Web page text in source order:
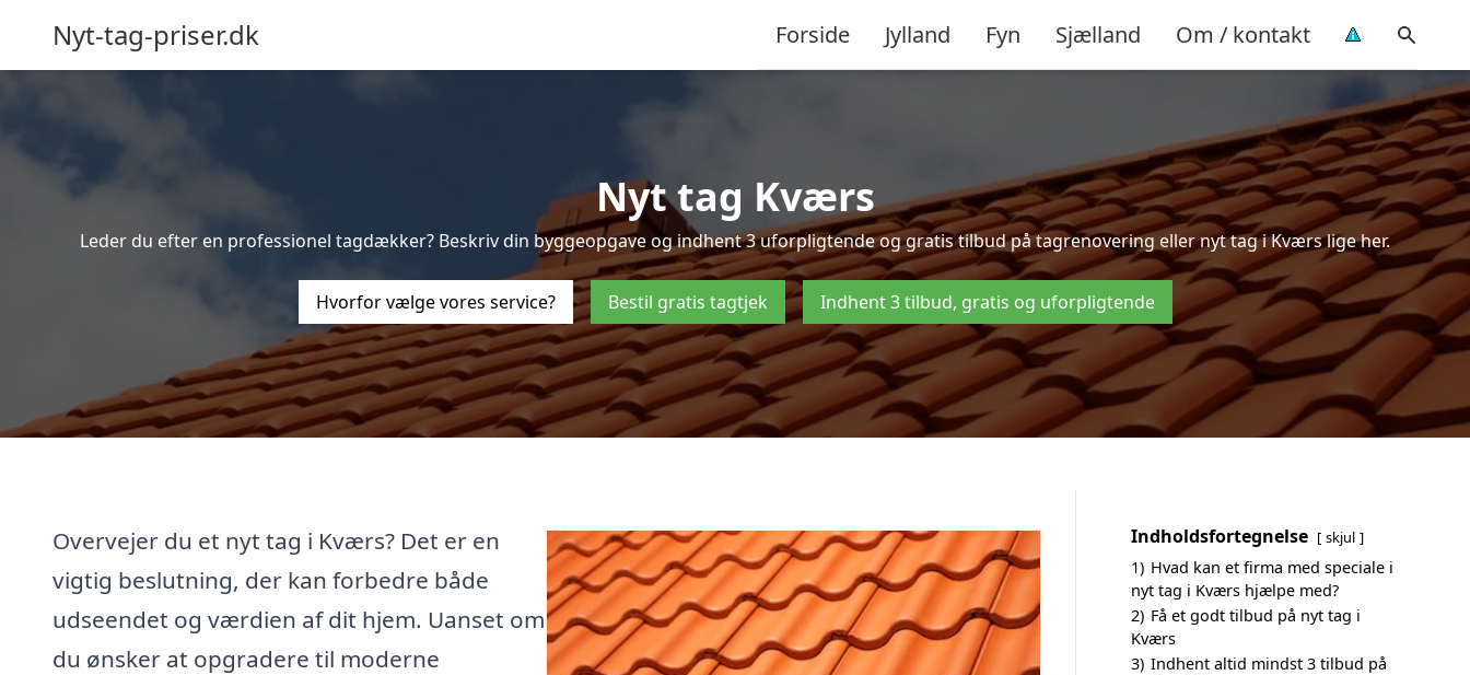
Nyt-tag-priser.dk Forside Jylland Fyn Sjælland Om / kontakt
Nyt tag Kværs
Leder du efter en professionel tagdækker? Beskriv din byggeopgave og indhent 3 uforpligtende og gratis tilbud på tagrenovering eller nyt tag i Kværs lige her.
Hvorfor vælge vores service? Bestil gratis tagtjek Indhent 3 tilbud, gratis og uforpligtende
Overvejer du et nyt tag i Kværs? Det er en
vigtig beslutning, der kan forbedre både
udseendet og værdien af dit hjem. Uanset om
du ønsker at opgradere til moderne
Indholdsfortegnelse skjul
1) Hvad kan et firma med speciale i
nyt tag i Kværs hjælpe med?
2) Få et godt tilbud på nyt tag i
Kværs
3) Indhent altid mindst 3 tilbud på